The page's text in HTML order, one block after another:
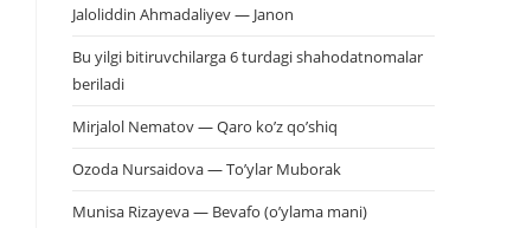
Jaloliddin Ahmadaliyev — Janon
Bu yilgi bitiruvchilarga 6 turdagi shahodatnomalar
beriladi
Mirjalol Nematov — Qaro ko’z qo’shiq
Ozoda Nursaidova — To’ylar Muborak
Munisa Rizayeva — Bevafo (o’ylama mani)